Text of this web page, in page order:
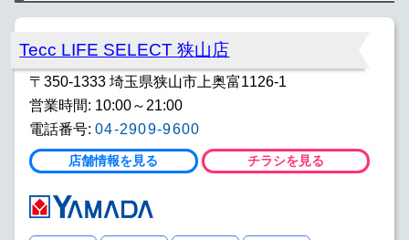
Tecc LIFE SELECT 狭山店
〒350-1333 埼玉県狭山市上奥富1126-1
営業時間: 10:00～21:00
電話番号: 04-2909-9600
店舗情報を見る チラシを見る